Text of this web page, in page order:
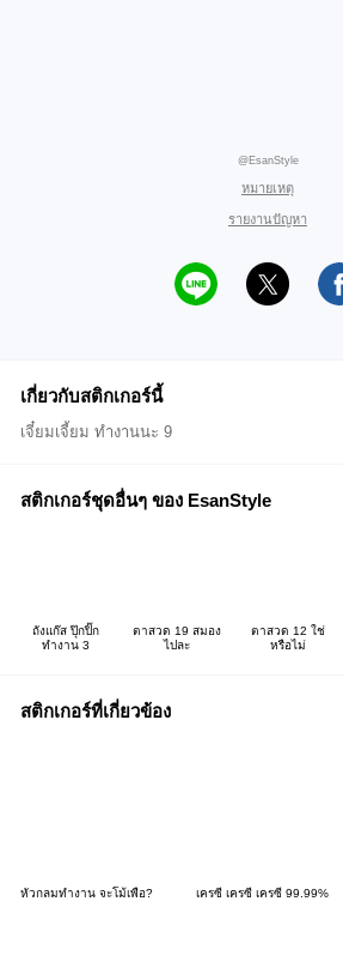
@EsanStyle
หมายเหตุ
รายงานปัญหา
เกี่ยวกับสติกเกอร์นี้
เจี๋ยมเจี้ยม ทำงานนะ 9
สติกเกอร์ชุดอื่นๆ ของ EsanStyle
ถังแก๊ส ปุ๊กปิ๊ก
ทำงาน 3
ตาสวด 19 สมอง
ไปละ
ตาสวด 12 ใช่
หรือไม่
สติกเกอร์ที่เกี่ยวข้อง
หัวกลมทำงาน จะโม้เพื่อ? เครซี่ เครซี่ เครซี่ 99.99%